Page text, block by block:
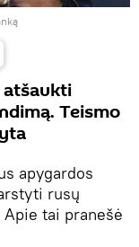
Teismo
apygardos
rusų
tai pranešė